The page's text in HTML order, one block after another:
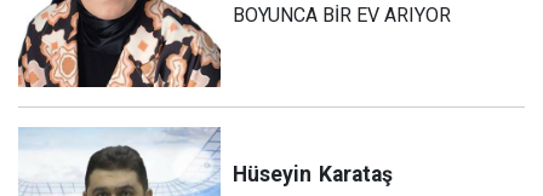
BOYUNCA BİR EV ARIYOR
Hüseyin Karataş